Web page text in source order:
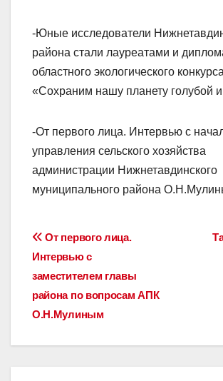
-Юные исследователи
района стали лауреатами и
областного экологического конкурса
«Сохраним нашу планету голубой
-От первого лица. Интервью с
управления сельского хозяйства
администрации Нижнетавдинского
муниципального района
Навигация
по
записям
От первого лица.
Интервью с
заместителем главы
района по вопросам АПК
О.Н.Мулиным